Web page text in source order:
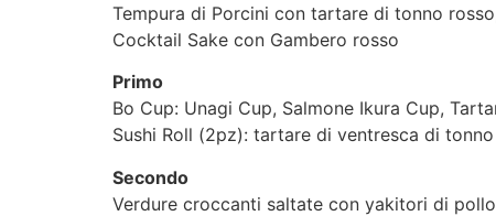
Tempura di Porcini con tartare di tonno
Cocktail Sake con Gambero rosso
Primo
Bo Cup: Unagi Cup, Salmone Ikura Cup,
Sushi Roll (2pz): tartare di ventresca di
Secondo
Verdure croccanti saltate con yakitori di pollo